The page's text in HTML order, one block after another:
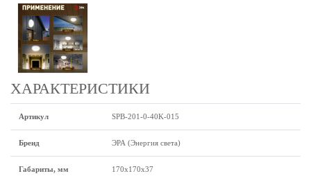
ХАРАКТЕРИСТИКИ
Артикул SPB-201-0-40K-015
Бренд ЭРА (Энергия света)
Габариты, мм 170х170х37